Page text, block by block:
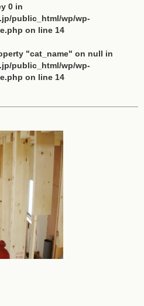
0 in
public_html/wp/wp-
on line 14
"cat_name" on null in
public_html/wp/wp-
on line 14